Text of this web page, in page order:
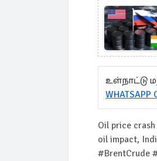
உள்நாட்டு
WHATSAPP
Oil price
oil impact,
#BrentCrude